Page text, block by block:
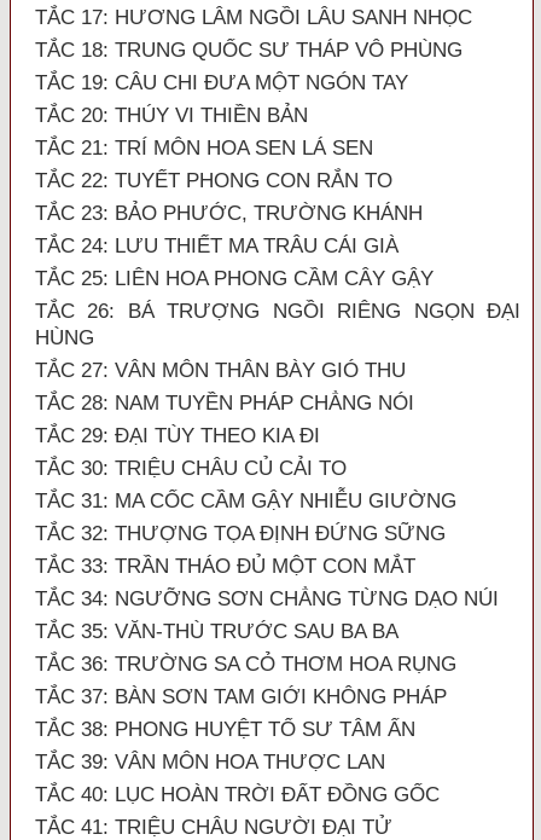
TẮC 17: HƯƠNG LÂM NGỒI LÂU SANH NHỌC
TẮC 18: TRUNG QUỐC SƯ THÁP VÔ PHÙNG
TẮC 19: CÂU CHI ĐƯA MỘT NGÓN TAY
TẮC 20: THÚY VI THIỀN BẢN
TẮC 21: TRÍ MÔN HOA SEN LÁ SEN
TẮC 22: TUYẾT PHONG CON RẮN TO
TẮC 23: BẢO PHƯỚC, TRƯỜNG KHÁNH
TẮC 24: LƯU THIẾT MA TRÂU CÁI GIÀ
TẮC 25: LIÊN HOA PHONG CẦM CÂY GẬY
TẮC 26: BÁ TRƯỢNG NGỒI RIÊNG NGỌN ĐẠI
HÙNG
TẮC 27: VÂN MÔN THÂN BÀY GIÓ THU
TẮC 28: NAM TUYỀN PHÁP CHẲNG NÓI
TẮC 29: ĐẠI TÙY THEO KIA ĐI
TẮC 30: TRIỆU CHÂU CỦ CẢI TO
TẮC 31: MA CỐC CẦM GẬY NHIỄU GIƯỜNG
TẮC 32: THƯỢNG TỌA ĐỊNH ĐỨNG SỮNG
TẮC 33: TRẦN THÁO ĐỦ MỘT CON MẮT
TẮC 34: NGƯỠNG SƠN CHẲNG TỪNG DẠO NÚI
TẮC 35: VĂN-THÙ TRƯỚC SAU BA BA
TẮC 36: TRƯỜNG SA CỎ THƠM HOA RỤNG
TẮC 37: BÀN SƠN TAM GIỚI KHÔNG PHÁP
TẮC 38: PHONG HUYỆT TỔ SƯ TÂM ẤN
TẮC 39: VÂN MÔN HOA THƯỢC LAN
TẮC 40: LỤC HOÀN TRỜI ĐẤT ĐỒNG GỐC
TẮC 41: TRIỆU CHÂU NGƯỜI ĐẠI TỬ